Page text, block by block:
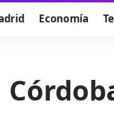
Economía